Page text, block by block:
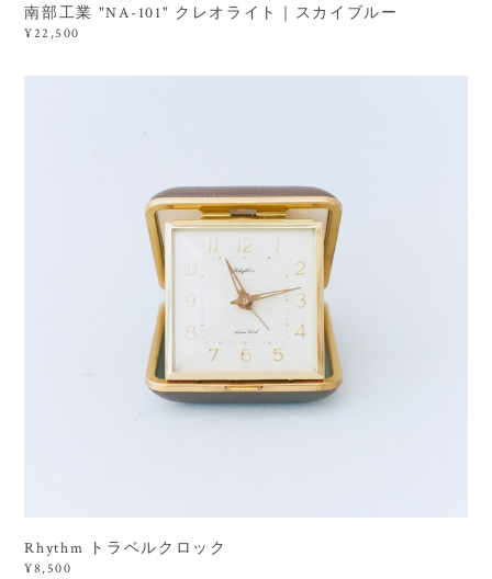
南部工業 "NA-101" クレオライト｜スカイブルー
¥22,500
Rhythm トラベルクロック
¥8,500